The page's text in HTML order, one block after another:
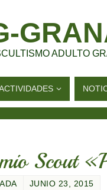
ADULTO
Scout
JUNIO 23, 2015